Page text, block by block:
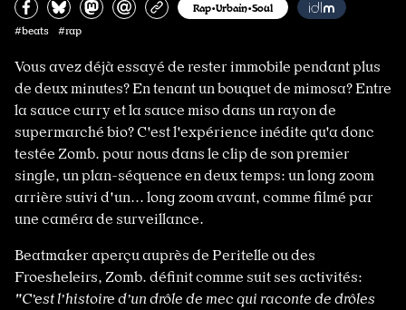
Partagez sur Facebook
Partager sur Bluesky
Partager sur Mastodon
Partagez par e-mail
Copiez l’url
Rap•Urbain•Soul
#beats #rap
Vous avez déjà essayé de rester immobile pendant plus
de deux minutes? En tenant un bouquet de mimosa? Entre
la sauce curry et la sauce miso dans un rayon de
supermarché bio? C'est l'expérience inédite qu'a donc
testée Zomb. pour nous dans le clip de son premier
single, un plan-séquence en deux temps: un long zoom
arrière suivi d'un... long zoom avant, comme filmé par
une caméra de surveillance.
Beatmaker aperçu auprès de Peritelle ou des
Froesheleirs, Zomb. définit comme suit ses activités:
"C’est l’histoire d’un drôle de mec qui raconte de drôles